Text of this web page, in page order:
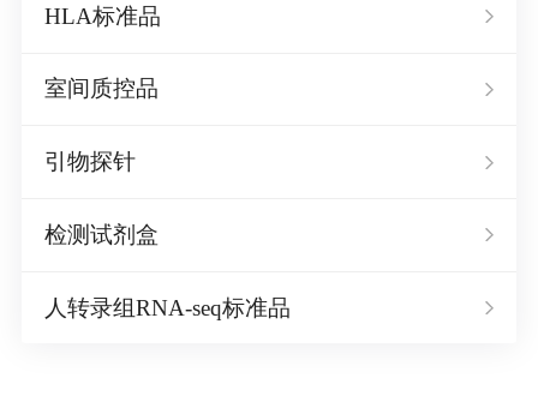
HLA标准品
室间质控品
引物探针
检测试剂盒
人转录组RNA-seq标准品